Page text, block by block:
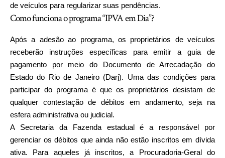
de veículos para regularizar suas pendências.
Como funciona o programa “IPVA em Dia”?
Após a adesão ao programa, os proprietários de veículos
receberão instruções específicas para emitir a guia de
pagamento por meio do Documento de Arrecadação do
Estado do Rio de Janeiro (Darj). Uma das condições para
participar do programa é que os proprietários desistam de
qualquer contestação de débitos em andamento, seja na
esfera administrativa ou judicial.
A Secretaria da Fazenda estadual é a responsável por
gerenciar os débitos que ainda não estão inscritos em dívida
ativa. Para aqueles já inscritos, a Procuradoria-Geral do